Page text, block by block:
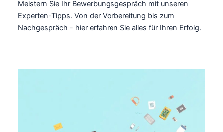
Meistern Sie Ihr Bewerbungsgespräch mit unseren
Experten-Tipps. Von der Vorbereitung bis zum
Nachgespräch - hier erfahren Sie alles für Ihren Erfolg.